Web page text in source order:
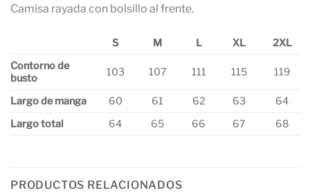
Camisa rayada con bolsillo al frente.
S M L XL
2XL
Contorno de
busto
103 107 111 115 119
Largo de manga 60 61 62 63
64
Largo total
64 65 66 67 68
PRODUCTOS RELACIONADOS